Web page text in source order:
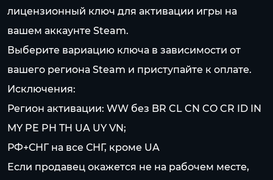
лицензионный ключ для активации игры на
вашем аккаунте Steam.
Выберите вариацию ключа в зависимости от
вашего региона Steam и приступайте к оплате.
Исключения:
Регион активации: WW без BR CL CN CO CR ID IN
MY PE PH TH UA UY VN;
РФ+СНГ на все СНГ, кроме UA
Если продавец окажется не на рабочем месте,